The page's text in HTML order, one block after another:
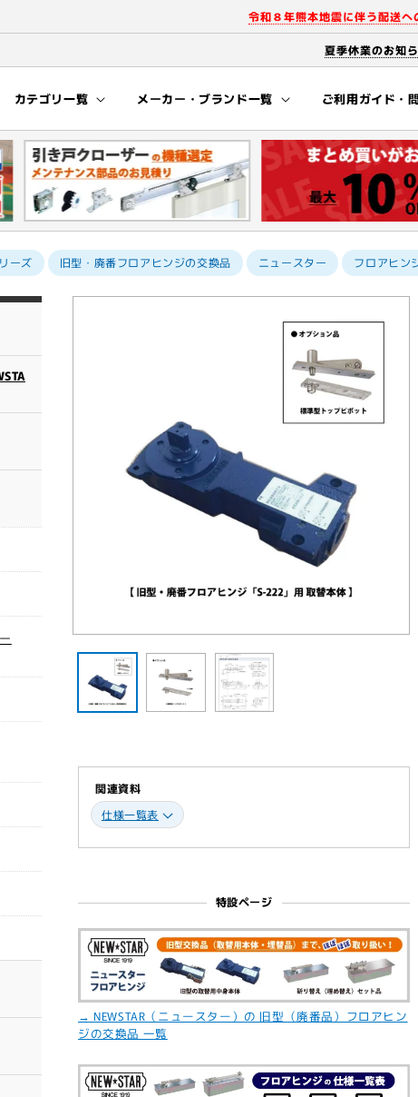
令和８年熊本地震に伴う配送へ
夏季休業のお知
カテゴリ一覧 メーカー・ブランド一覧 ご利用ガイド・
ーズ 旧型・廃番フロアヒンジの交換品 ニュースター フロアヒン
ー
ア
関連資料
仕様一覧表
特設ページ
→ NEWSTAR（ニュースター）の 旧型（廃番品）フロアヒン
ジの交換品 一覧